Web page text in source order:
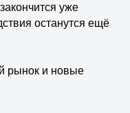
уже
останутся ещё
рынок и новые